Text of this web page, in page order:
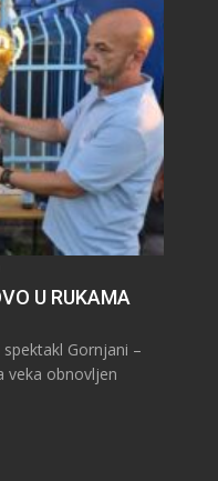
U RUKAMA
Gornjani –
veka obnovljen